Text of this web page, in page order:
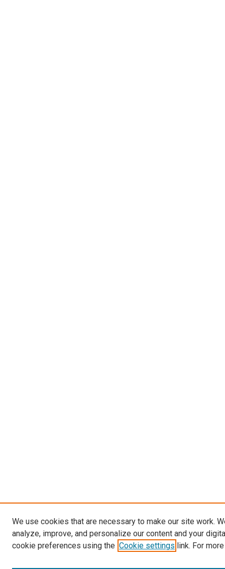
We use cookies that are necessary to make our site work.
analyze, improve, and personalize our content and your
cookie preferences using the Cookie settings link. For